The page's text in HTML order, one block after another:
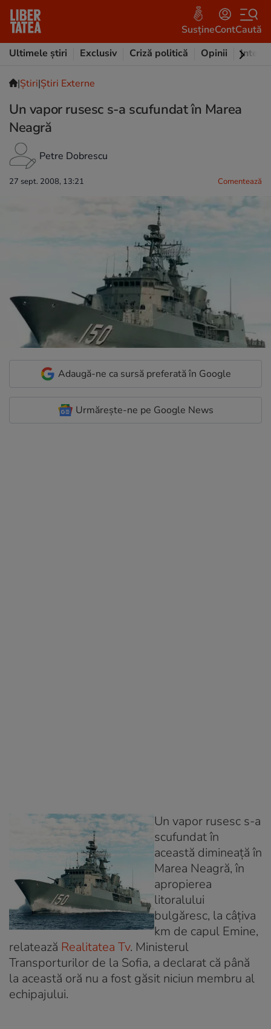
SusțineContCaută
Ultimele știri
Exclusiv Criză politică Opinii
|Ştiri|Știri Externe
Un vapor rusesc s-a scufundat în Marea
Neagră
Petre Dobrescu
27 sept. 2008, 13:21 Comentează
Adaugă-ne ca sursă preferată în Google
Urmărește-ne pe Google News
Un vapor rusesc s-a
scufundat în
această dimineaţă în
Marea Neagră, în
apropierea
litoralului
bulgăresc, la câţiva
km de capul Emine,
relatează Realitatea Tv. Ministerul
Transporturilor de la Sofia, a declarat că până
la această oră nu a fost găsit niciun membru al
echipajului.